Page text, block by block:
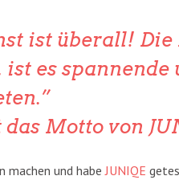
ist überall!
ist es
das Motto von
machen und habeJUNIQE